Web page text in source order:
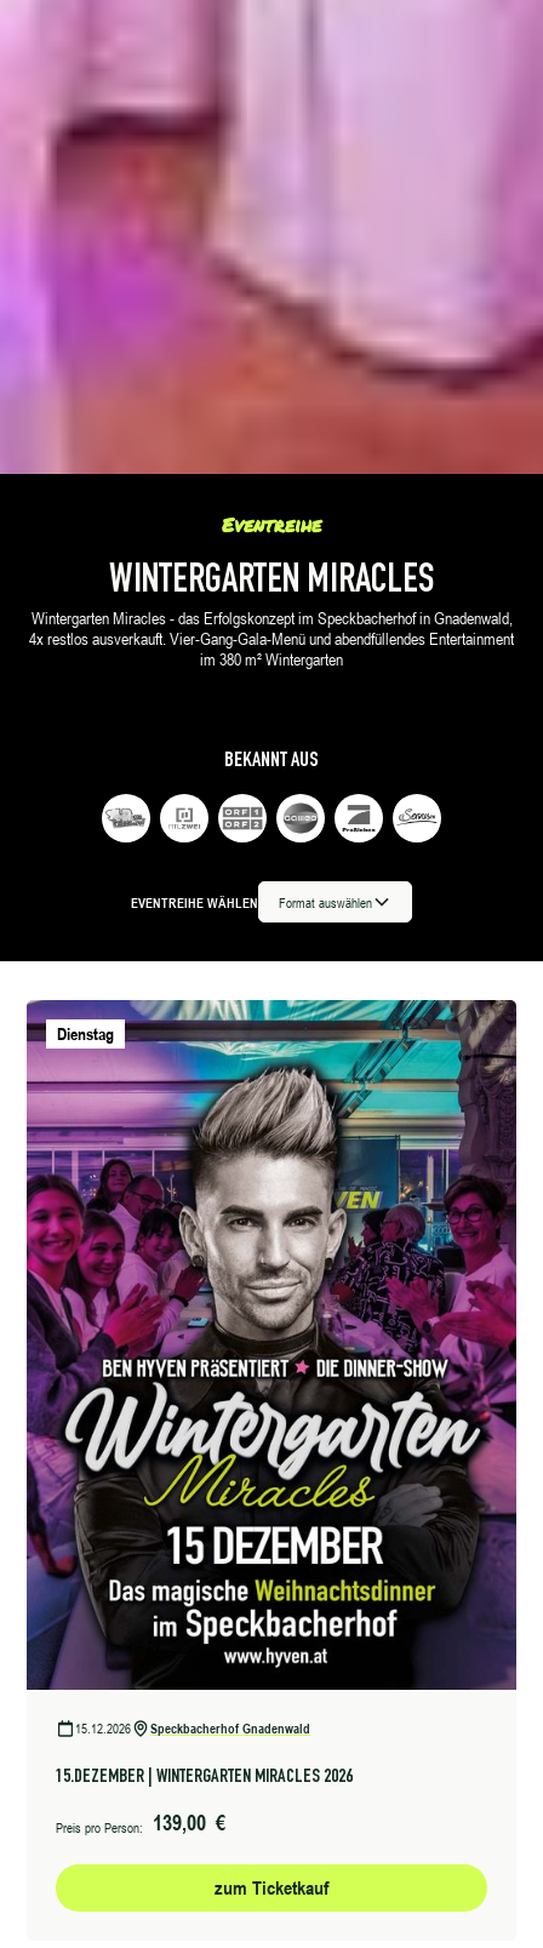
Eventreihe
WINTERGARTEN MIRACLES
Wintergarten Miracles - das Erfolgskonzept im Speckbacherhof in Gnadenwald,
4x restlos ausverkauft. Vier-Gang-Gala-Menü und abendfüllendes Entertainment
im 380 m² Wintergarten
BEKANNT AUS
EVENTREIHE WÄHLEN Format auswählen
Dienstag
15.12.2026 Speckbacherhof Gnadenwald
15.DEZEMBER | WINTERGARTEN MIRACLES 2026
Preis pro Person: 139,00 €
zum Ticketkauf